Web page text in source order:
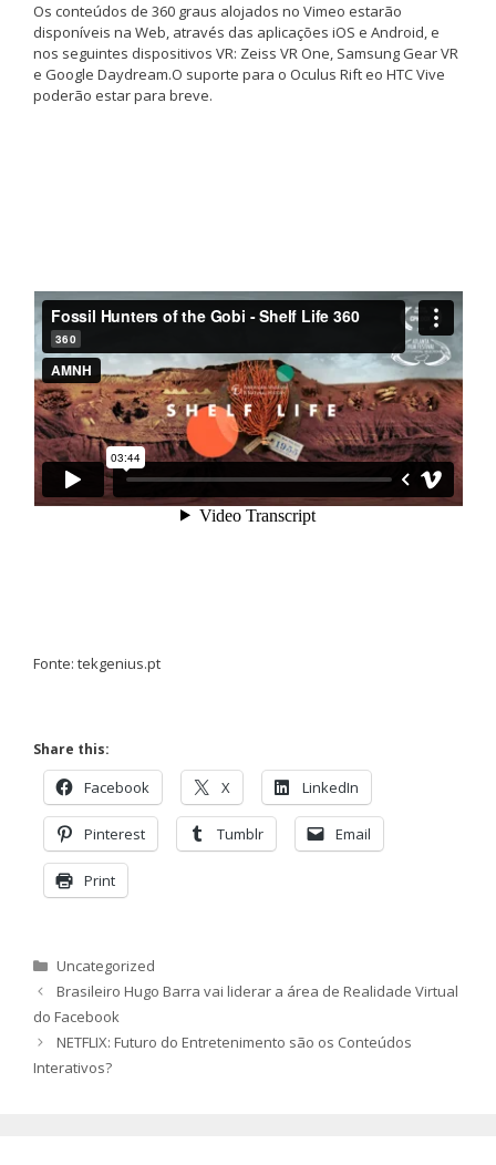
Os conteúdos de 360 graus alojados no Vimeo estarão
disponíveis na Web, através das aplicações iOS e Android, e
nos seguintes dispositivos VR: Zeiss VR One, Samsung Gear VR
e Google Daydream.O suporte para o Oculus Rift eo HTC Vive
poderão estar para breve.
Fonte: tekgenius.pt
Share this:
Facebook X LinkedIn
Pinterest Tumblr Email
Print
Categorias
Uncategorized
Brasileiro Hugo Barra vai liderar a área de Realidade Virtual
do Facebook
NETFLIX: Futuro do Entretenimento são os Conteúdos
Interativos?